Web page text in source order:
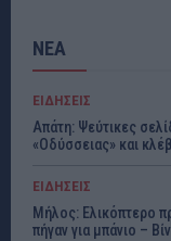
ΝΕΑ
ΕΙΔΗΣΕΙΣ
Απάτη: Ψεύτικες
«Οδύσσειας» και
ΕΙΔΗΣΕΙΣ
Μήλος: Ελικόπτερο
πήγαν για μπάνιο –